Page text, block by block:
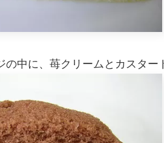
の中に、苺クリームとカスター